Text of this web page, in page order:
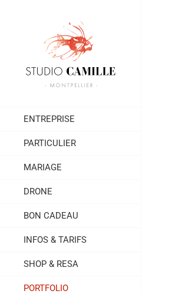
ENTREPRISE
PARTICULIER
MARIAGE
DRONE
BON CADEAU
INFOS & TARIFS
SHOP & RESA
PORTFOLIO
studio par votre photographe à
Bébé & Enfant